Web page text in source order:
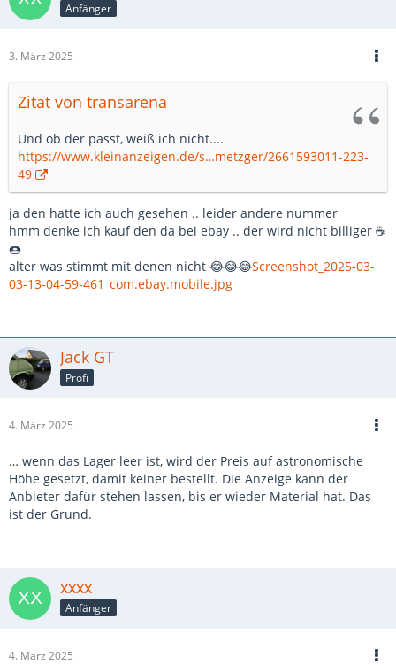
Anfänger
3. März 2025
Zitat von transarena
Und ob der passt, weiß ich nicht....
https://www.kleinanzeigen.de/s…metzger/2661593011-223-
49
ja den hatte ich auch gesehen .. leider andere nummer
hmm denke ich kauf den da bei ebay .. der wird nicht billiger ☕
🍩
alter was stimmt mit denen nicht 😂😂😂Screenshot_2025-03-
03-13-04-59-461_com.ebay.mobile.jpg
Jack GT
Profi
4. März 2025
… wenn das Lager leer ist, wird der Preis auf astronomische
Höhe gesetzt, damit keiner bestellt. Die Anzeige kann der
Anbieter dafür stehen lassen, bis er wieder Material hat. Das
ist der Grund.
xxxx
Anfänger
4. März 2025